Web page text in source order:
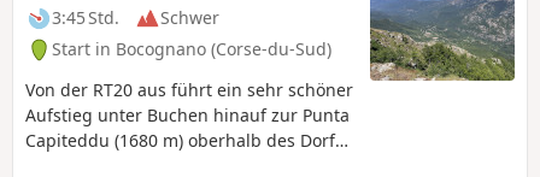
3:45 Std.
Schwer
Start in Bocognano (Corse-du-Sud)
Von der RT20 aus führt ein sehr schöner
Aufstieg unter Buchen hinauf zur Punta
Capiteddu (1680 m) oberhalb des Dorfes